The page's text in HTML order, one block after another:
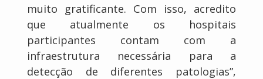
muito gratificante. Com isso, acredito
que atualmente os hospitais
participantes contam com a
infraestrutura necessária para a
detecção de diferentes patologias”,